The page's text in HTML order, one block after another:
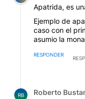
Apatrida, es
Ejemplo de
caso con el
asumio la
RESPONDER
RB Roberto